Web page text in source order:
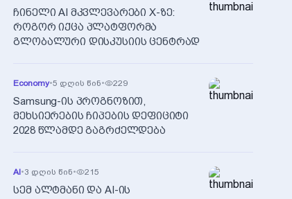
ჩინელი AI მკვლევარები X-ზე:
როგორ იქცა პლატფორმა
გლობალური დისკუსიის ცენტრად
Economy•5 დღის წინ• 229
Samsung-ის პროგნოზით,
მეხსიერების ჩიპების დეფიციტი
2028 წლამდე გაგრძელდება
AI•3 დღის წინ• 215
სემ ალტმანი და AI-ის